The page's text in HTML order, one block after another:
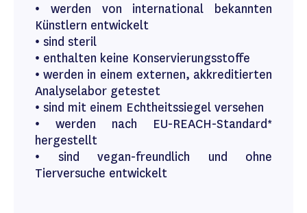
• werden von international bekannten
Künstlern entwickelt
• sind steril
• enthalten keine Konservierungsstoffe
• werden in einem externen, akkreditierten
Analyselabor getestet
• sind mit einem Echtheitssiegel versehen
• werden nach EU-REACH-Standard*
hergestellt
• sind vegan-freundlich und ohne
Tierversuche entwickelt